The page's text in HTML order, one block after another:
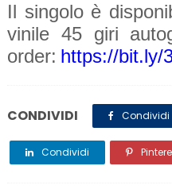
Il singolo è
vinile 45 giri
order: https://bit.ly/
CONDIVIDI Condividi
Condividi